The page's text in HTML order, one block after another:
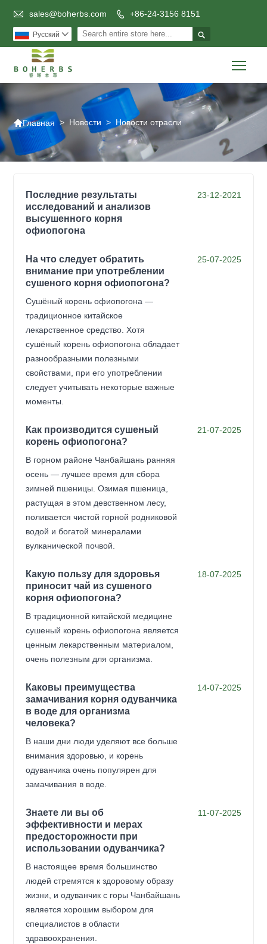
 sales@boherbs.com  +86-24-3156 8151

Pусский 
Главная > Новости > Новости отрасли
23-12-2021
Последние результаты
исследований и анализов
высушенного корня
офиопогона
25-07-2025
На что следует обратить
внимание при употреблении
сушеного корня офиопогона?
Сушёный корень офиопогона —
традиционное китайское
лекарственное средство. Хотя
сушёный корень офиопогона обладает
разнообразными полезными
свойствами, при его употреблении
следует учитывать некоторые важные
моменты.
21-07-2025
Как производится сушеный
корень офиопогона?
В горном районе Чанбайшань ранняя
осень — лучшее время для сбора
зимней пшеницы. Озимая пшеница,
растущая в этом девственном лесу,
поливается чистой горной родниковой
водой и богатой минералами
вулканической почвой.
18-07-2025
Какую пользу для здоровья
приносит чай из сушеного
корня офиопогона?
В традиционной китайской медицине
сушеный корень офиопогона является
ценным лекарственным материалом,
очень полезным для организма.
14-07-2025
Каковы преимущества
замачивания корня одуванчика
в воде для организма
человека?
В наши дни люди уделяют все больше
внимания здоровью, и корень
одуванчика очень популярен для
замачивания в воде.
11-07-2025
Знаете ли вы об
эффективности и мерах
предосторожности при
использовании одуванчика?
В настоящее время большинство
людей стремятся к здоровому образу
жизни, и одуванчик с горы Чанбайшань
является хорошим выбором для
специалистов в области
здравоохранения.